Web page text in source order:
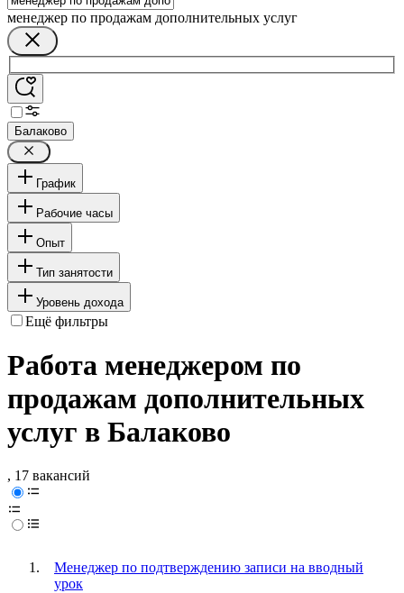
менеджер по продажам дополнительных услуг
Балаково
График
Рабочие часы
Опыт
Тип занятости
Уровень дохода
Ещё фильтры
Работа менеджером по
продажам дополнительных
услуг в Балаково
, 17 вакансий
Менеджер по подтверждению записи на вводный
урок